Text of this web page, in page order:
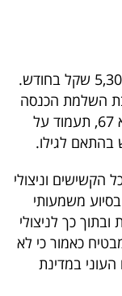
כזכור, שכר המינימום בישראל עומד על 5,300 שקל בחודש.
השלמת הכנסה
של אדם מעל גיל פרישה שנכון להיום הוא 67, תעמוד על
הקשישים וניצולי
משמעותי
כך לניצולי
כאמור כי לא
העוני במדינת